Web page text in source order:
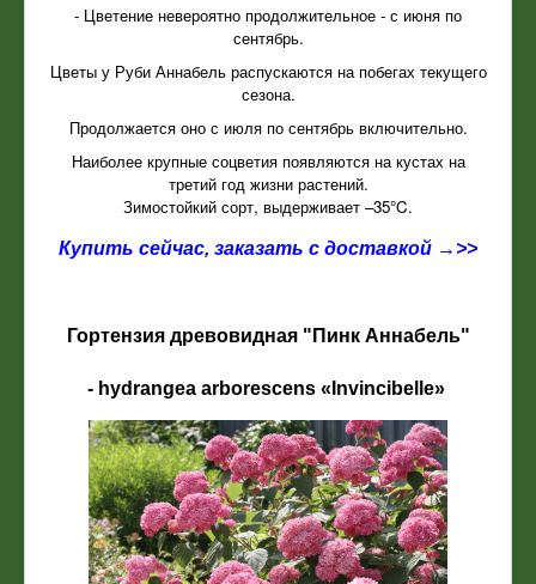
- Цветение невероятно продолжительное - с июня по
сентябрь.
Цветы у Руби Аннабель распускаются на побегах текущего
сезона.
Продолжается оно с июля по сентябрь включительно.
Наиболее крупные соцветия появляются на кустах на
третий год жизни растений.
Зимостойкий сорт, выдерживает –35°C.
Купить сейчас, заказать с доставкой →>>
Гортензия древовидная "Пинк Аннабель"
- hydrangea arborescens «Invincibelle»